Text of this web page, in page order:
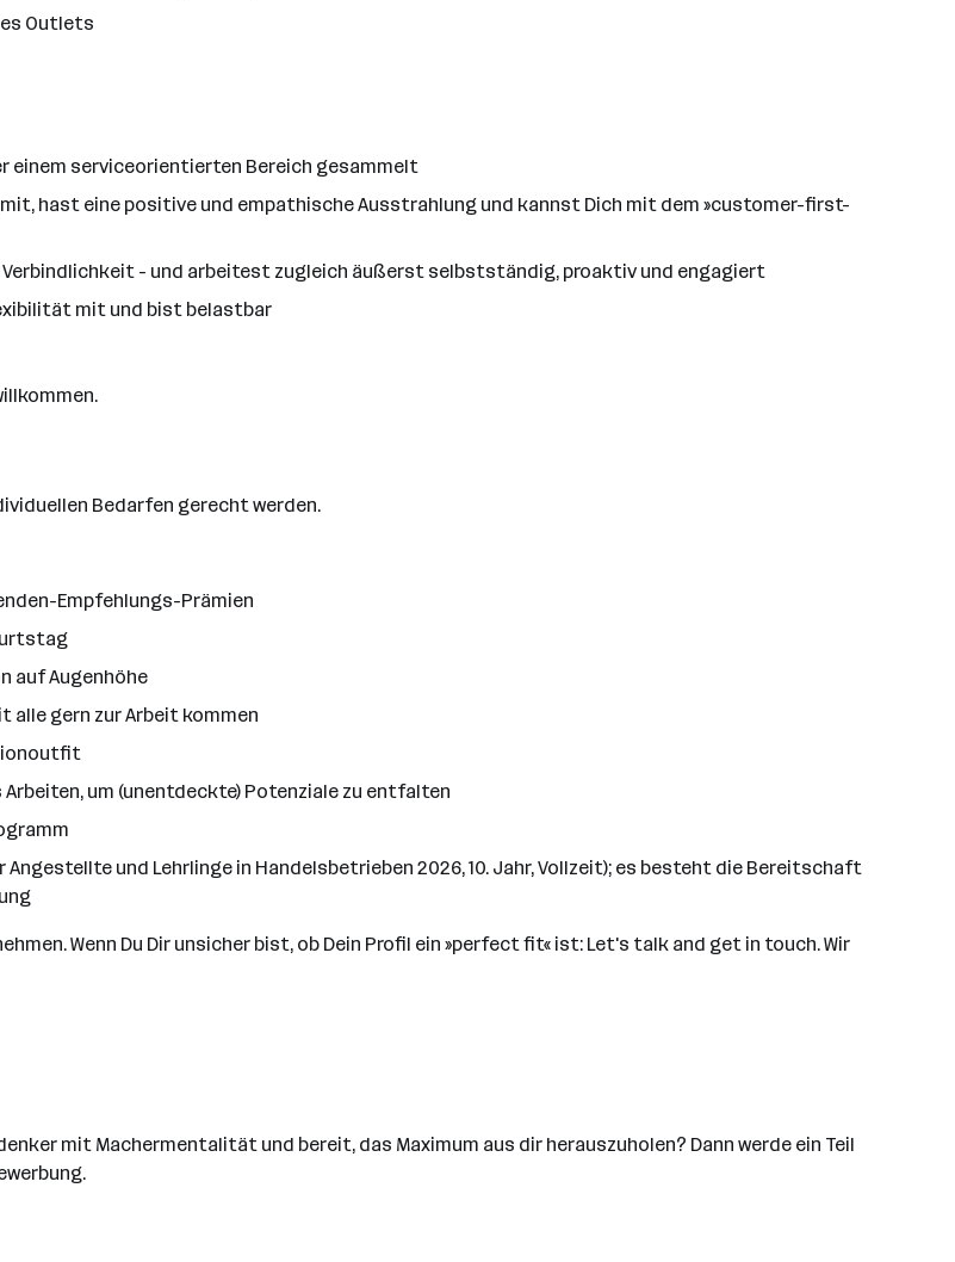
Outlets
einem serviceorientierten Bereich gesammelt
hast eine positive und empathische Ausstrahlung und kannst Dich mit dem »customer-first-
Verbindlichkeit - und arbeitest zugleich äußerst selbstständig, proaktiv und engagiert
mit und bist belastbar
Bedarfen gerecht werden.
Empfehlungs-Prämien
auf Augenhöhe
alle gern zur Arbeit kommen
um (unentdeckte) Potenziale zu entfalten
Angestellte und Lehrlinge in Handelsbetrieben 2026, 10. Jahr, Vollzeit); es besteht die Bereitschaft
Wenn Du Dir unsicher bist, ob Dein Profil ein »perfect fit« ist: Let's talk and get in touch. Wir
mit Machermentalität und bereit, das Maximum aus dir herauszuholen? Dann werde ein Teil